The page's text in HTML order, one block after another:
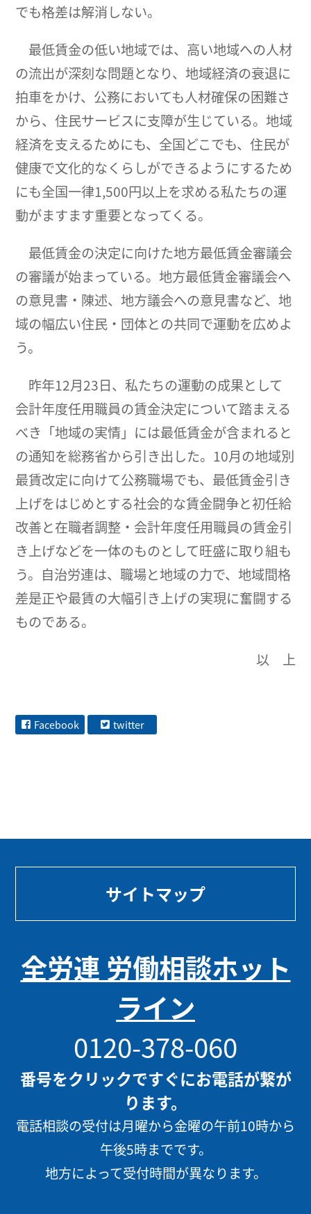
でも格差は解消しない。
最低賃金の低い地域では、高い地域への人材
の流出が深刻な問題となり、地域経済の衰退に
拍車をかけ、公務においても人材確保の困難さ
から、住民サービスに支障が生じている。地域
経済を支えるためにも、全国どこでも、住民が
健康で文化的なくらしができるようにするため
にも全国一律1,500円以上を求める私たちの運
動がますます重要となってくる。
最低賃金の決定に向けた地方最低賃金審議会
の審議が始まっている。地方最低賃金審議会へ
の意見書・陳述、地方議会への意見書など、地
域の幅広い住民・団体との共同で運動を広めよ
う。
昨年12月23日、私たちの運動の成果として
会計年度任用職員の賃金決定について踏まえる
べき「地域の実情」には最低賃金が含まれると
の通知を総務省から引き出した。10月の地域別
最賃改定に向けて公務職場でも、最低賃金引き
上げをはじめとする社会的な賃金闘争と初任給
改善と在職者調整・会計年度任用職員の賃金引
き上げなどを一体のものとして旺盛に取り組も
う。自治労連は、職場と地域の力で、地域間格
差是正や最賃の大幅引き上げの実現に奮闘する
ものである。
以 上
Facebook twitter
サイトマップ
全労連 労働相談ホット
ライン
0120-378-060
番号をクリックですぐにお電話が繋が
ります。
電話相談の受付は月曜から金曜の午前10時から
午後5時までです。
地方によって受付時間が異なります。